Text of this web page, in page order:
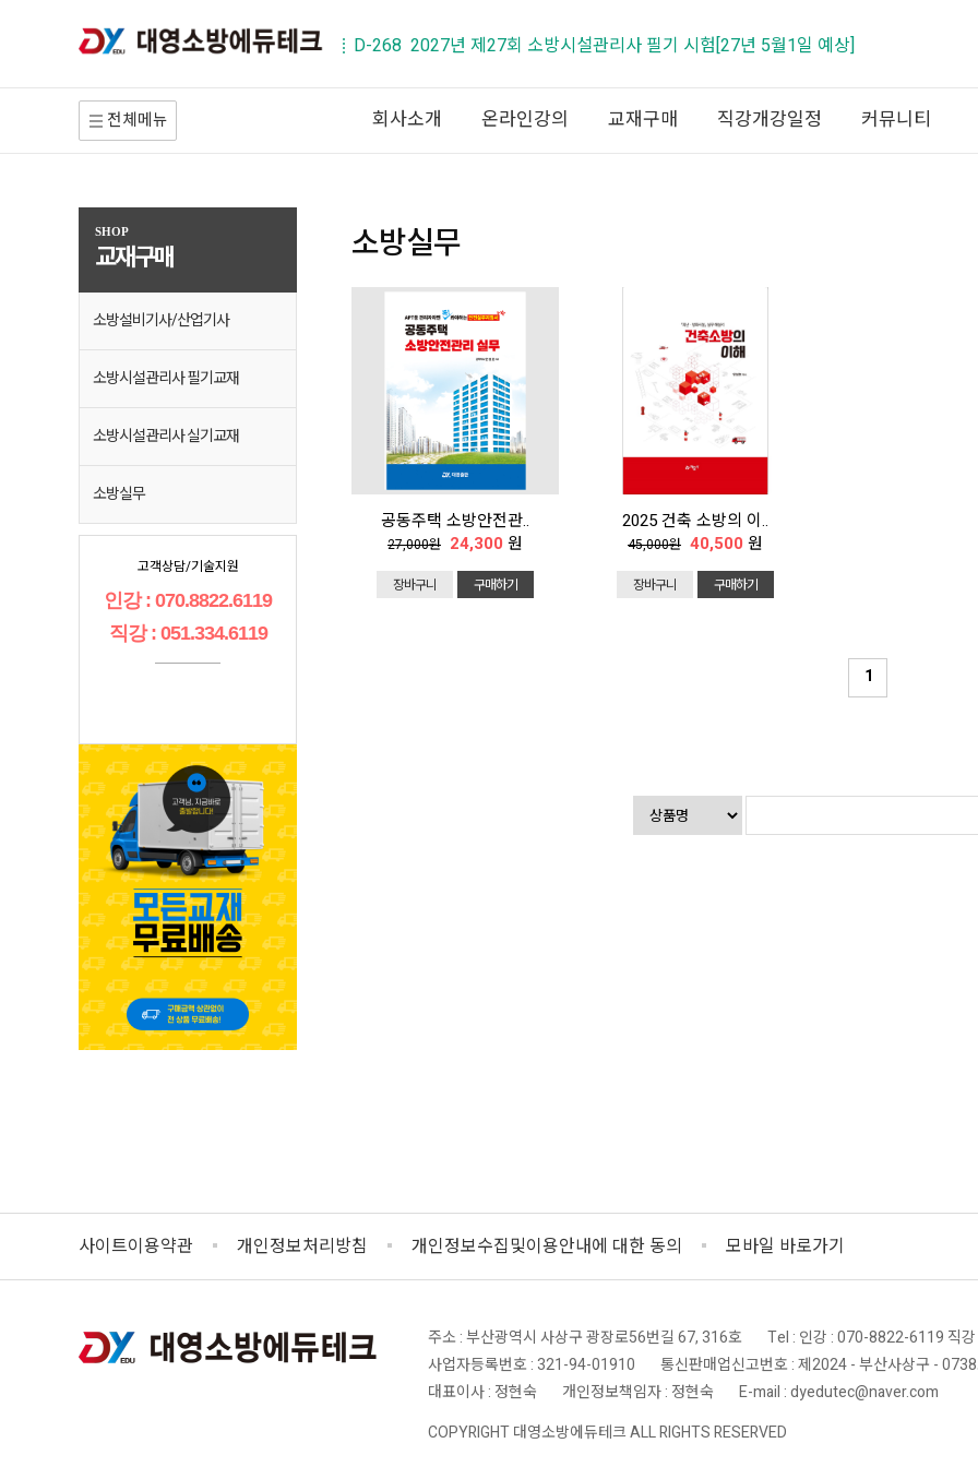
D-268 2027년 제27회 소방시설관리사 필기 시험[27년 5월1일 예상]
전체메뉴 회사소개 온라인강의 교재구매 직강개강일정 커뮤니티
SHOP
교재구매
소방설비기사/산업기사
소방시설관리사 필기교재
소방시설관리사 실기교재
소방실무
고객상담/기술지원
인강 : 070.8822.6119
직강 : 051.334.6119
소방실무
공동주택 소방안전관..
27,000원 24,300 원
장바구니 구매하기
2025 건축 소방의 이..
45,000원 40,500 원
장바구니 구매하기
1
사이트이용약관 개인정보처리방침 개인정보수집및이용안내에 대한 동의 모바일 바로가기
주소 : 부산광역시 사상구 광장로56번길 67, 316호
Tel : 인강 : 070-8822-6119 직
사업자등록번호 : 321-94-01910
통신판매업신고번호 : 제2024 - 부산사상구 -
대표이사 : 정현숙
개인정보책임자 : 정현숙
E-mail : dyedutec@naver.com
COPYRIGHT 대영소방에듀테크 ALL RIGHTS RESERVED